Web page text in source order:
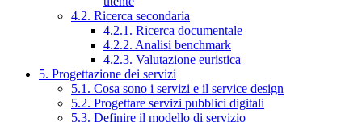
4.2. Ricerca secondaria
4.2.1. Ricerca documentale
4.2.2. Analisi benchmark
4.2.3. Valutazione euristica
5. Progettazione dei servizi
5.1. Cosa sono i servizi e il service design
5.2. Progettare servizi pubblici digitali
5.3. Definire il modello di servizio